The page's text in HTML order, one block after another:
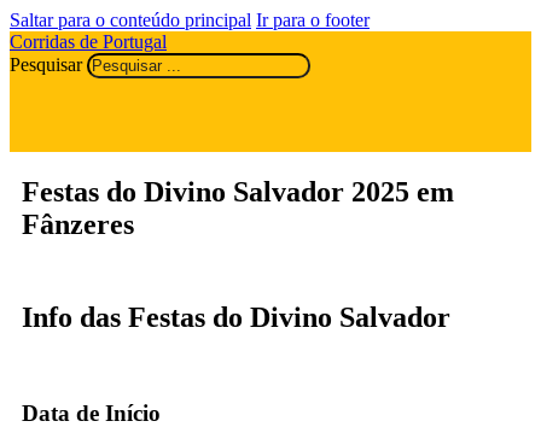
Saltar para o conteúdo principal Ir para o footer
Corridas de Portugal
Pesquisar
Festas do Divino Salvador 2025 em
Fânzeres
Info das Festas do Divino Salvador
Data de Início